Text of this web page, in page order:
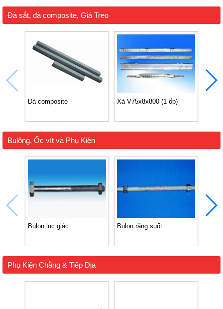
Đà sắt, đà composite, Giá Treo
Đà composite Xà V75x8x800 (1 ốp)
Bulông, Ốc vít và Phụ Kiện
Bulon lục giác Bulon răng suốt
Phụ Kiện Chằng & Tiếp Địa